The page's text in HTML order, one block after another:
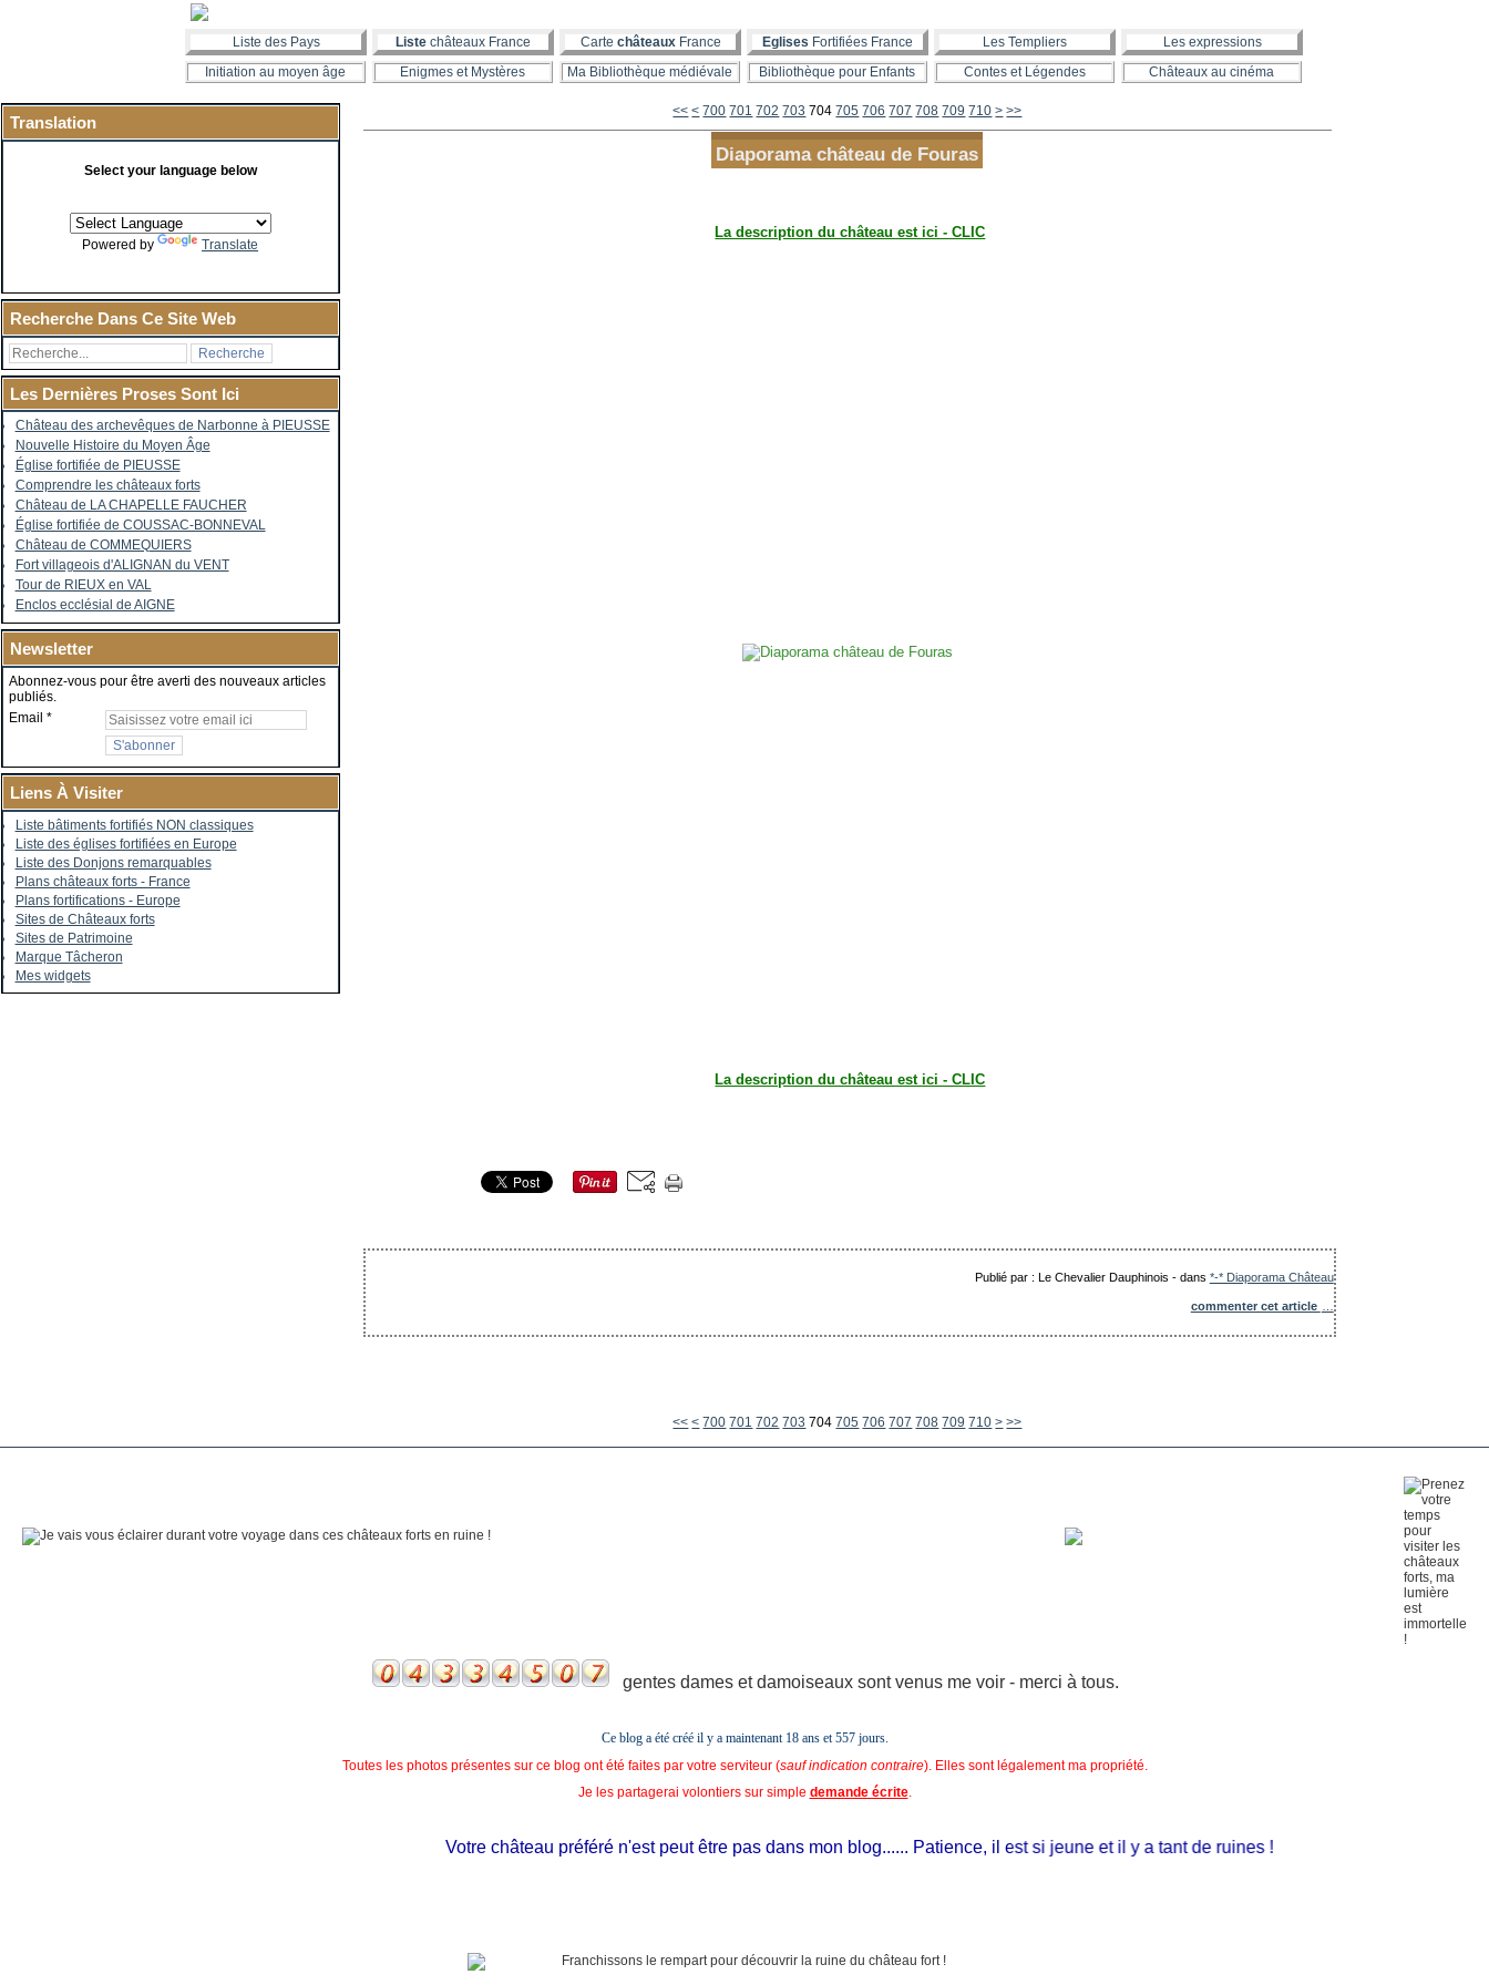
Liste des Pays Liste châteaux France Carte châteauxFrance Eglises Fortifiées France Les Templiers
Les expressions
Initiation au moyen âge
Enigmes et Mystères Ma Bibliothèque médiévale Bibliothèque pour Enfants Contes et Légendes Châteaux au cinéma
Translation
Select your language below
Powered by Translate
Recherche Dans Ce Site Web
Les Dernières Proses Sont Ici
Château des archevêques de Narbonne à PIEUSSE
Nouvelle Histoire du Moyen Âge
Église fortifiée de PIEUSSE
Comprendre les châteaux forts
Château de LA CHAPELLE FAUCHER
Église fortifiée de COUSSAC-BONNEVAL
Château de COMMEQUIERS
Fort villageois d'ALIGNAN du VENT
Tour de RIEUX en VAL
Enclos ecclésial de AIGNE
Newsletter
Abonnez-vous pour être averti des nouveaux articles
publiés.
Email
Liens À Visiter
Liste bâtiments fortifiés NON classiques
Liste des églises fortifiées en Europe
Liste des Donjons remarquables
Plans châteaux forts - France
Plans fortifications - Europe
Sites de Châteaux forts
Sites de Patrimoine
Marque Tâcheron
Mes widgets
<< < 700 701 702 703 704 705 706 707 708 709 710 720
730
740
750
760
770
780
790
800
900
1000
> >>
Diaporama château de Fouras
La description du château est ici - CLIC
La description du château est ici - CLIC
Publié par : Le Chevalier Dauphinois -dans *-* Diaporama Château
commenter cet article
<< < 700 701 702 703 704 705 706 707 708 709 710 720
730
740
750
760
770
780
790
800
900
1000
> >>
gentes dames et damoiseaux sont venus me voir - merci à tous.
Ce blog a été créé il y a maintenant 18 ans et557 jours.
Toutes les photos présentes sur ce blog ont été faites par votre serviteur (sauf indication contraire). Elles sont légalement ma propriété.
Je les partagerai volontiers sur simple demande écrite.
Votre château préféré n'est peut être pas dans mon blog...... Patience, il est si jeune et il y a tant de ruines !